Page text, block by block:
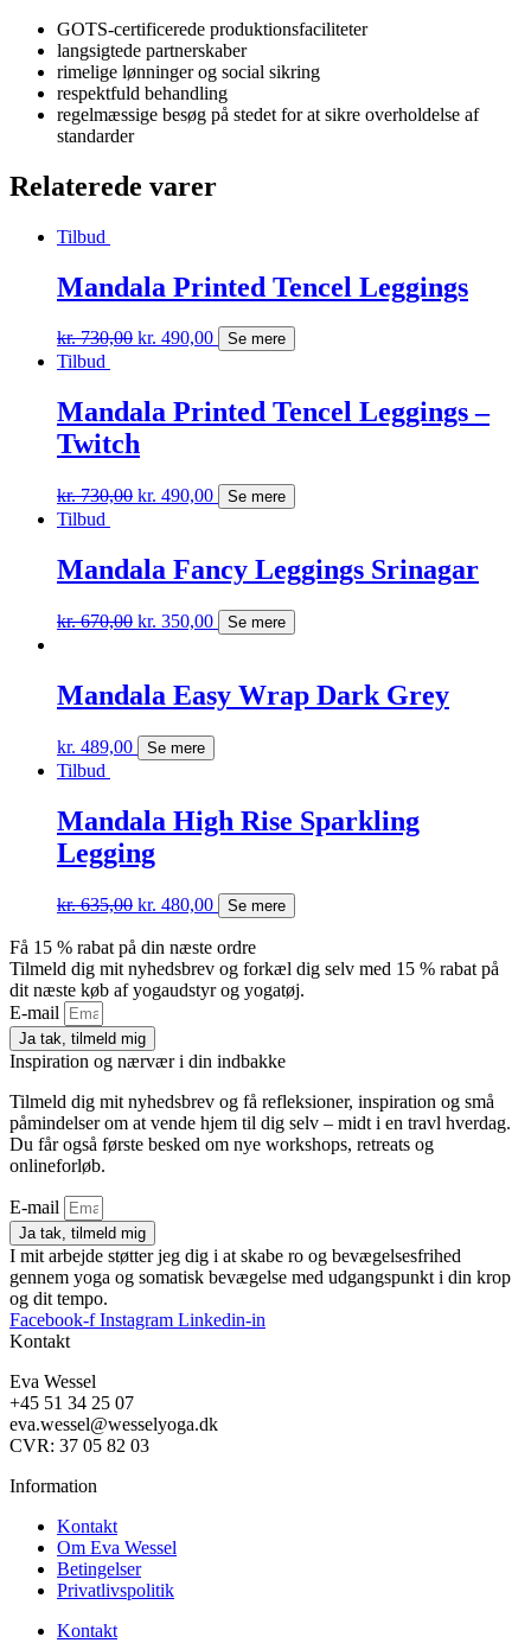
GOTS-certificerede produktionsfaciliteter
langsigtede partnerskaber
rimelige lønninger og social sikring
respektfuld behandling
regelmæssige besøg på stedet for at sikre overholdelse af
standarder
Relaterede varer
Tilbud
Mandala Printed Tencel Leggings
kr.730,00 kr. 490,00 Se mere
Tilbud
Mandala Printed Tencel Leggings –
Twitch
kr.730,00 kr. 490,00 Se mere
Tilbud
Mandala Fancy Leggings Srinagar
kr.670,00 kr. 350,00 Se mere
Mandala Easy Wrap Dark Grey
kr. 489,00 Se mere
Tilbud
Mandala High Rise Sparkling
Legging
kr.635,00 kr. 480,00 Se mere
Få 15 % rabat på din næste ordre
Tilmeld dig mit nyhedsbrev og forkæl dig selv med 15 % rabat på
dit næste køb af yogaudstyr og yogatøj.
E-mail
Ja tak, tilmeld mig
Inspiration og nærvær i din indbakke
Tilmeld dig mit nyhedsbrev og få refleksioner, inspiration og små
påmindelser om at vende hjem til dig selv – midt i en travl hverdag.
Du får også første besked om nye workshops, retreats og
onlineforløb.
E-mail
Ja tak, tilmeld mig
I mit arbejde støtter jeg dig i at skabe ro og bevægelsesfrihed
gennem yoga og somatisk bevægelse med udgangspunkt i din krop
og dit tempo.
Facebook-f Instagram Linkedin-in
Kontakt
Eva Wessel
+45 51 34 25 07
eva.wessel@wesselyoga.dk
CVR: 37 05 82 03
Information
Kontakt
Om Eva Wessel
Betingelser
Privatlivspolitik
Kontakt